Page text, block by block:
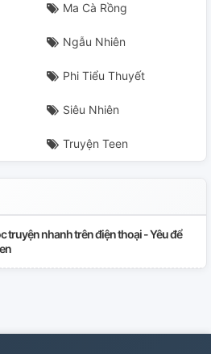
Ma Cà Rồng
Ngẫu Nhiên
Phi Tiểu Thuyết
Siêu Nhiên
Truyện Teen
truyện nhanh trên điện thoại - Yêu để